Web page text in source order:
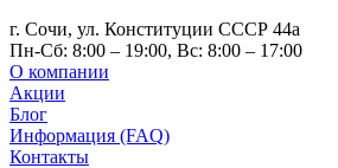
г. Сочи, ул. Конституции СССР 44а
Пн-Сб: 8:00 – 19:00, Вс: 8:00 – 17:00
О компании
Акции
Блог
Информация (FAQ)
Контакты